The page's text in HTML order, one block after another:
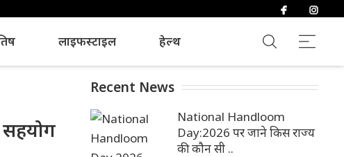
लाइफस्टाइल हेल्थ
सहयोग
Recent News
National Handloom
Day:2026 पर जाने किस राज्य
की कौन सी ..